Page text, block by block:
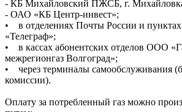
- КБ Михайловский ПЖСБ, г.
- ОАО «КБ Центр-инвест»;
• в отделениях Почты России и пунктах
«Телеграф»;
• в кассах абонентских отделов ООО
межрегионгаз Волгоград»;
• через терминалы самообслуживания
комиссии).
Оплату за потребленный газ можно